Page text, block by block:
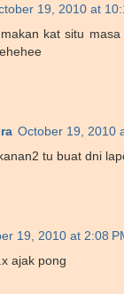
19, 2010 at
kat situ
October 19, 2010
tu buat dni
19, 2010 at 2:08
ajak pong